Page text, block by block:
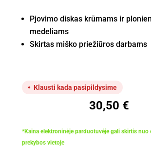
Pjovimo diskas krūmams ir
medeliams
Skirtas miško priežiūros darbams
Klausti kada pasipildysime
30,50 €
*Kaina elektroninėje parduotuvėje gali skirtis nuo
prekybos vietoje